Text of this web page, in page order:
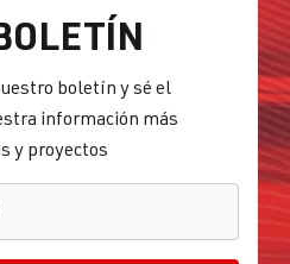
boletín y sé el
información más
y proyectos